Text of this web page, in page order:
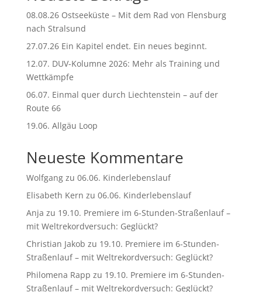
08.08.26 Ostseeküste – Mit dem Rad von Flensburg
nach Stralsund
27.07.26 Ein Kapitel endet. Ein neues beginnt.
12.07. DUV-Kolumne 2026: Mehr als Training und
Wettkämpfe
06.07. Einmal quer durch Liechtenstein – auf der
Route 66
19.06. Allgäu Loop
Neueste Kommentare
Wolfgangzu 06.06. Kinderlebenslauf
Elisabeth Kern zu 06.06. Kinderlebenslauf
Anja zu 19.10. Premiere im 6-Stunden-Straßenlauf –
mit Weltrekordversuch: Geglückt?
Christian Jakob zu 19.10. Premiere im 6-Stunden-
Straßenlauf – mit Weltrekordversuch: Geglückt?
Philomena Rapp zu 19.10. Premiere im 6-Stunden-
Straßenlauf – mit Weltrekordversuch: Geglückt?